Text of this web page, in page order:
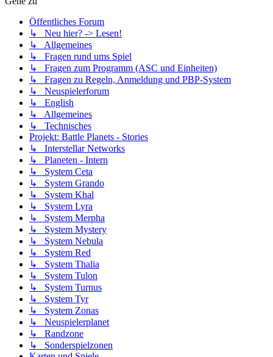
Öffentliches Forum
↳ Neu hier? -> Lesen!
↳ Allgemeines
↳ Fragen rund ums Spiel
↳ Fragen zum Programm (ASC und Einheiten)
↳ Fragen zu Regeln, Anmeldung und PBP-System
↳ Neuspielerforum
↳ English
↳ Allgemeines
↳ Technisches
Projekt: Battle Planets - Stories
↳ Interstellar Networks
↳ Planeten - Intern
↳ System Ceta
↳ System Grando
↳ System Khal
↳ System Lyra
↳ System Merpha
↳ System Mystery
↳ System Nebula
↳ System Red
↳ System Thalia
↳ System Tulon
↳ System Turnus
↳ System Tyr
↳ System Zonas
↳ Neuspielerplanet
↳ Randzone
↳ Sonderspielzonen